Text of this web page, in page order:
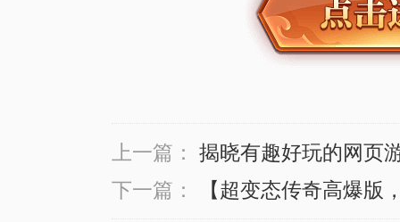
上一篇：
揭晓有趣好玩的网页
下一篇：
【超变态传奇高爆版